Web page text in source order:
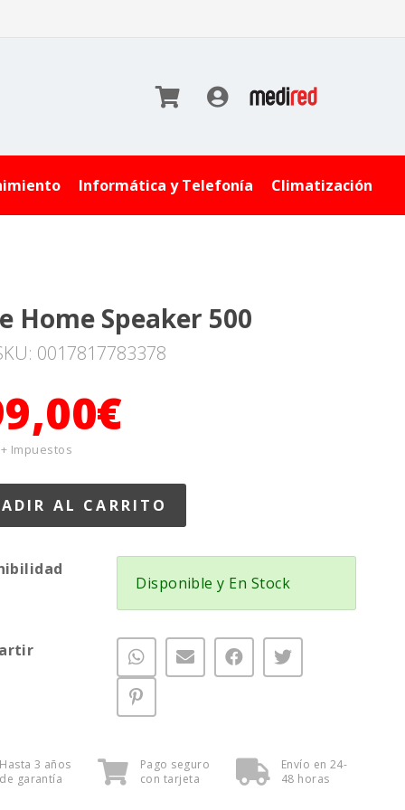
Informática y Telefonía Climatización
Home Speaker 500
0017817783378
Impuestos
Disponible y En Stock
Hasta 3 años
de garantía
Pago seguro
con tarjeta
Envío en 24-
48 horas